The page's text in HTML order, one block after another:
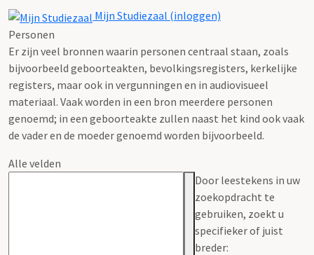
Mijn Studiezaal (inloggen)
Personen
Er zijn veel bronnen waarin personen centraal staan, zoals
bijvoorbeeld geboorteakten, bevolkingsregisters, kerkelijke
registers, maar ook in vergunningen en in audiovisueel
materiaal. Vaak worden in een bron meerdere personen
genoemd; in een geboorteakte zullen naast het kind ook vaak
de vader en de moeder genoemd worden bijvoorbeeld.
Alle velden
Door leestekens in uw
zoekopdracht te
gebruiken, zoekt u
specifieker of juist
breder: